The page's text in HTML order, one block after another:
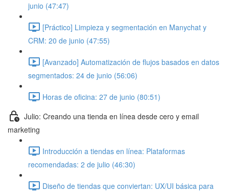
junio (47:47)
[Práctico] Limpieza y segmentación en Manychat y
CRM: 20 de junio (47:55)
[Avanzado] Automatización de flujos basados en datos
segmentados: 24 de junio (56:06)
Horas de oficina: 27 de junio (80:51)
Julio: Creando una tienda en línea desde cero y email
marketing
Introducción a tiendas en línea: Plataformas
recomendadas: 2 de julio (46:30)
Diseño de tiendas que conviertan: UX/UI básica para